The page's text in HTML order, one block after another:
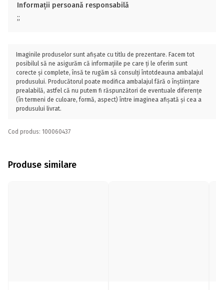
Informații persoană responsabilă
;;
Imaginile produselor sunt afișate cu titlu de prezentare. Facem tot
posibilul să ne asigurăm că informațiile pe care ți le oferim sunt
corecte și complete, însă te rugăm să consulți întotdeauna ambalajul
produsului. Producătorul poate modifica ambalajul fără o înștiințare
prealabilă, astfel că nu putem fi răspunzători de eventuale diferențe
(în termeni de culoare, formă, aspect) între imaginea afișată și cea a
produsului livrat.
Cod produs: 100060437
Produse similare